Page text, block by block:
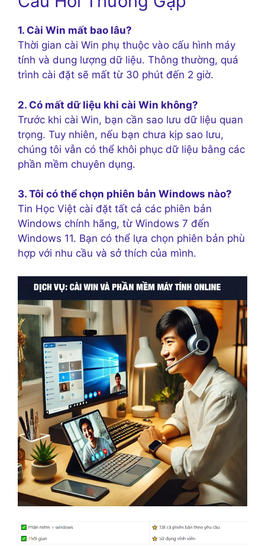
1. Cài Win mất bao lâu?
Thời gian cài Win phụ thuộc vào cấu hình máy
tính và dung lượng dữ liệu. Thông thường, quá
trình cài đặt sẽ mất từ 30 phút đến 2 giờ.
2. Có mất dữ liệu khi cài Win không?
Trước khi cài Win, bạn cần sao lưu dữ liệu quan
trọng. Tuy nhiên, nếu bạn chưa kịp sao lưu,
chúng tôi vẫn có thể khôi phục dữ liệu bằng các
phần mềm chuyên dụng.
3. Tôi có thể chọn phiên bản Windows nào?
Tin Học Việt cài đặt tất cả các phiên bản
Windows chính hãng, từ Windows 7 đến
Windows 11. Bạn có thể lựa chọn phiên bản phù
hợp với nhu cầu và sở thích của mình.